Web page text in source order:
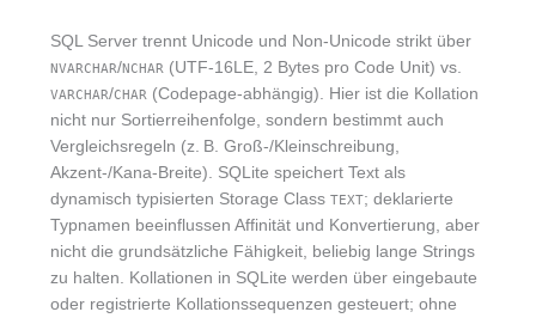
SQL Server trennt Unicode und Non-Unicode strikt über
NVARCHAR/NCHAR (UTF-16LE, 2 Bytes pro Code Unit) vs.
VARCHAR/CHAR (Codepage-abhängig). Hier ist die Kollation
nicht nur Sortierreihenfolge, sondern bestimmt auch
Vergleichsregeln (z. B. Groß-/Kleinschreibung,
Akzent-/Kana-Breite). SQLite speichert Text als
dynamisch typisierten Storage Class TEXT; deklarierte
Typnamen beeinflussen Affinität und Konvertierung, aber
nicht die grundsätzliche Fähigkeit, beliebig lange Strings
zu halten. Kollationen in SQLite werden über eingebaute
oder registrierte Kollationssequenzen gesteuert; ohne